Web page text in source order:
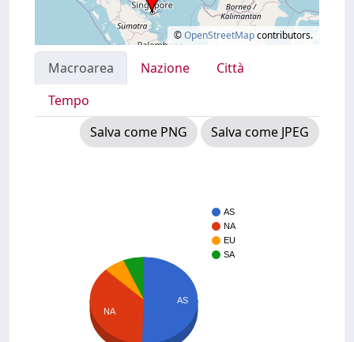
©OpenStreetMapcontributors.
Macroarea Nazione
Città
Tempo
Salva come PNG
Salva come JPEG
AS
NA
EU
SA
NA
AS